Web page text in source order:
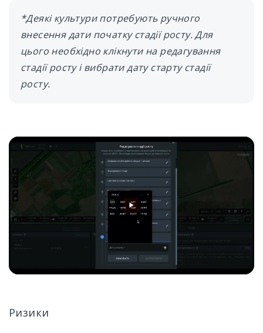
*Деякі культури потребують ручного
внесення дати початку стадії росту. Для
цього необхідно клікнути на редагування
стадії росту і вибрати дату старту стадії
росту.
Ризики